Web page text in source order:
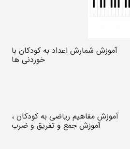
آموزش شمارش اعداد به کودکان با
خوردنی ها
آموزش مفاهیم ریاضی به کودکان ،
آموزش جمع و تفریق و ضرب